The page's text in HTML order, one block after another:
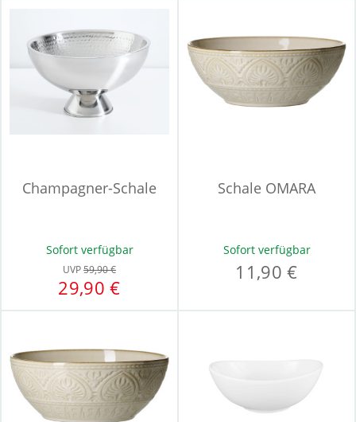
Champagner-Schale
Sofort verfügbar
UVP59,90 €
29,90 €
Schale OMARA
Sofort verfügbar
11,90 €